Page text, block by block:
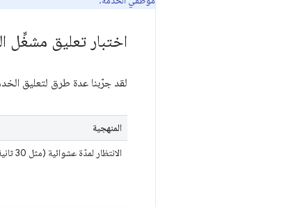
اختبار تعليق مشغِّل
لقد جرّبنا عدة طرق لتعليق
المنهجية
الانتظار لمدّة عشوائية (مثل 30 ثانية)